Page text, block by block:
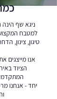
ניגא שף
למטבח
טיגון, צינון,
אנו מייצגים
הציוד
יחד - אנחנו